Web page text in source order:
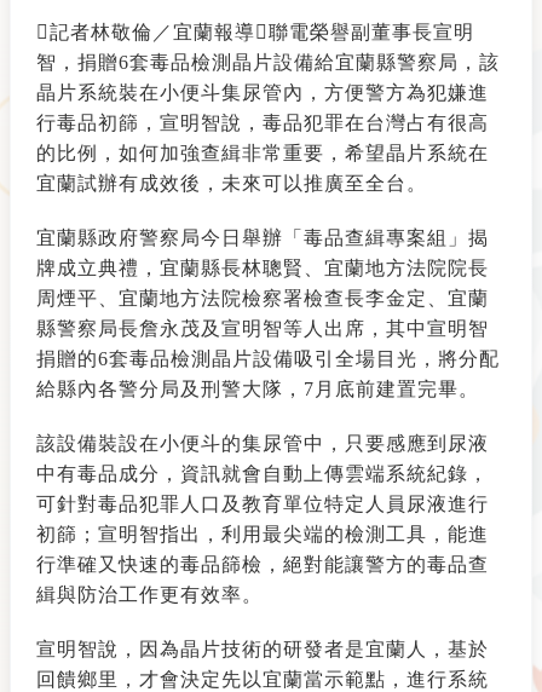
記者林敬倫／宜蘭報導聯電榮譽副董事長宣明
智，捐贈6套毒品檢測晶片設備給宜蘭縣警察局，該
晶片系統裝在小便斗集尿管內，方便警方為犯嫌進
行毒品初篩，宣明智說，毒品犯罪在台灣占有很高
的比例，如何加強查緝非常重要，希望晶片系統在
宜蘭試辦有成效後，未來可以推廣至全台。
宜蘭縣政府警察局今日舉辦「毒品查緝專案組」揭
牌成立典禮，宜蘭縣長林聰賢、宜蘭地方法院院長
周煙平、宜蘭地方法院檢察署檢查長李金定、宜蘭
縣警察局長詹永茂及宣明智等人出席，其中宣明智
捐贈的6套毒品檢測晶片設備吸引全場目光，將分配
給縣內各警分局及刑警大隊，7月底前建置完畢。
該設備裝設在小便斗的集尿管中，只要感應到尿液
中有毒品成分，資訊就會自動上傳雲端系統紀錄，
可針對毒品犯罪人口及教育單位特定人員尿液進行
初篩；宣明智指出，利用最尖端的檢測工具，能進
行準確又快速的毒品篩檢，絕對能讓警方的毒品查
緝與防治工作更有效率。
宣明智說，因為晶片技術的研發者是宜蘭人，基於
回饋鄉里，才會決定先以宜蘭當示範點，進行系統